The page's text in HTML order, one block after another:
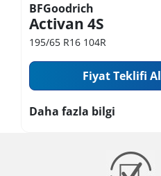
BFGoodrich
Activan 4S
195/65 R16 104R
Fiyat Teklifi Al
Daha fazla bilgi